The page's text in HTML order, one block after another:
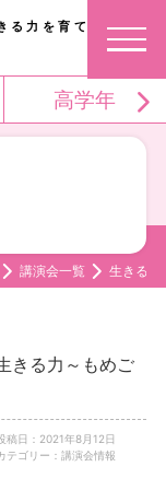
る力を育てる。
高学年
講演会一覧 生きる力
きる力～もめご
稿日：2021年8月12日
テゴリー：講演会情報